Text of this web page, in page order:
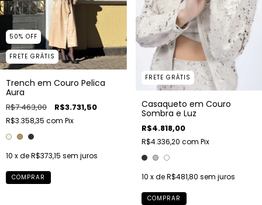
50% OFF
FRETE GRÁTIS
Trench em Couro Pelica
Aura
R$7.463,00 R$3.731,50
R$3.358,35 com Pix
10 x deR$373,15 sem juros
COMPRAR
FRETE GRÁTIS
Casaqueto em Couro
Sombra e Luz
R$4.818,00
R$4.336,20 com Pix
10 x deR$481,80 sem juros
COMPRAR